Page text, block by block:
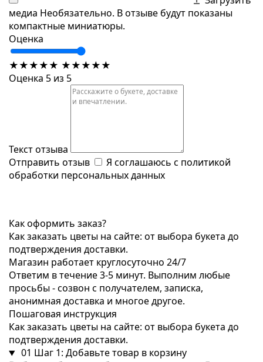
медиа Необязательно. В отзыве будут показаны
компактные миниатюры.
Оценка
★★★★★ ★★★★★
Оценка 5 из 5
Текст отзыва
Отправить отзыв
Я соглашаюсь с политикой
обработки персональных данных
Как оформить заказ?
Как заказать цветы на сайте: от выбора букета до
подтверждения доставки.
Магазин работает круглосуточно 24/7
Ответим в течение 3-5 минут. Выполним любые
просьбы - созвон с получателем, записка,
анонимная доставка и многое другое.
Пошаговая инструкция
Как заказать цветы на сайте: от выбора букета до
подтверждения доставки.
01 Шаг 1: Добавьте товар в корзину